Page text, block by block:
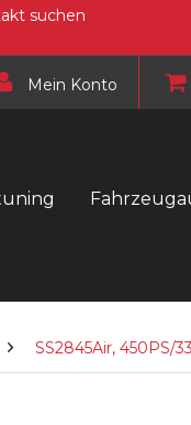
suchen
Mein Konto
SS2845Air, 450PS/